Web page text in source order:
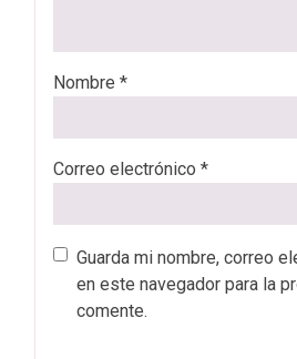
Nombre *
Correo electrónico *
Guarda mi nombre, correo
en este navegador para la
comente.